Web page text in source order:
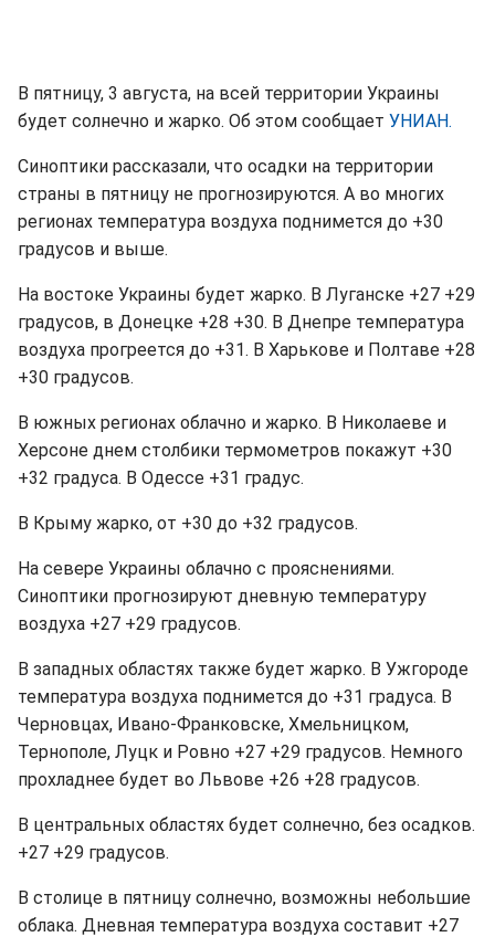
В пятницу, 3 августа, на всей территории Украины
будет солнечно и жарко. Об этом сообщает УНИАН.
Синоптики рассказали, что осадки на территории
страны в пятницу не прогнозируются. А во многих
регионах температура воздуха поднимется до +30
градусов и выше.
На востоке Украины будет жарко. В Луганске +27 +29
градусов, в Донецке +28 +30. В Днепре температура
воздуха прогреется до +31. В Харькове и Полтаве +28
+30 градусов.
В южных регионах облачно и жарко. В Николаеве и
Херсоне днем столбики термометров покажут +30
+32 градуса. В Одессе +31 градус.
В Крыму жарко, от +30 до +32 градусов.
На севере Украины облачно с прояснениями.
Синоптики прогнозируют дневную температуру
воздуха +27 +29 градусов.
В западных областях также будет жарко. В Ужгороде
температура воздуха поднимется до +31 градуса. В
Черновцах, Ивано-Франковске, Хмельницком,
Тернополе, Луцк и Ровно +27 +29 градусов. Немного
прохладнее будет во Львове +26 +28 градусов.
В центральных областях будет солнечно, без осадков.
+27 +29 градусов.
В столице в пятницу солнечно, возможны небольшие
облака. Дневная температура воздуха составит +27